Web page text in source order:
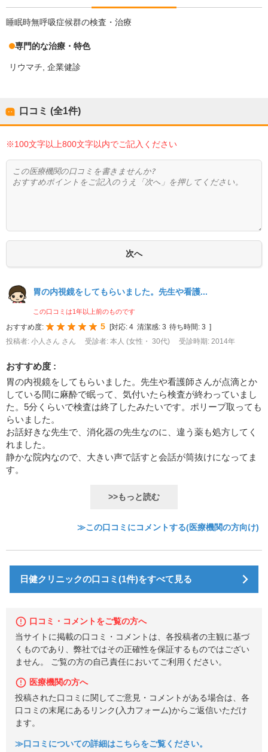
睡眠時無呼吸症候群の検査・治療
専門的な治療・特色
リウマチ 企業健診
口コミ (全1件)
※100文字以上800文字以内でご記入ください
胃の内視鏡をしてもらいました。先生や看護...
この口コミは1年以上前のものです
おすすめ度: 5 [対応: 4 清潔感: 3 待ち時間: 3 ]
投稿者: 小人さん さん
受診者: 本人 (女性・ 30代) 受診時期: 2014年
おすすめ度 :
胃の内視鏡をしてもらいました。先生や看護師さんが点滴とか
している間に麻酔で眠って、気付いたら検査が終わっていまし
た。5分くらいで検査は終了したみたいです。ポリープ取っても
らいました。
お話好きな先生で、消化器の先生なのに、違う薬も処方してく
れました。
静かな院内なので、大きい声で話すと会話が筒抜けになってま
す。
>>もっと読む
≫この口コミにコメントする(医療機関の方向け)
日健クリニックの口コミ(1件)をすべて見る
口コミ・コメントをご覧の方へ
当サイトに掲載の口コミ・コメントは、各投稿者の主観に基づ
くものであり、弊社ではその正確性を保証するものではござい
ません。 ご覧の方の自己責任においてご利用ください。
医療機関の方へ
投稿された口コミに関してご意見・コメントがある場合は、各
口コミの末尾にあるリンク(入力フォーム)からご返信いただけ
ます。
≫口コミについての詳細はこちらをご覧ください。